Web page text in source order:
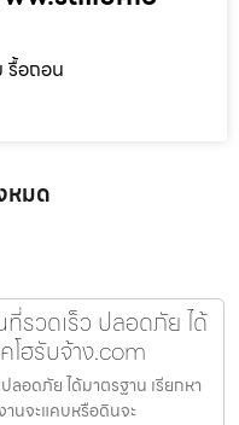
รื้อถอน
หมด
รวดเร็ว ปลอดภัย ได้
โฮรับจ้าง.com
อดภัย ได้มาตรฐาน เรียกหา
นจะแคบหรือดินจะ